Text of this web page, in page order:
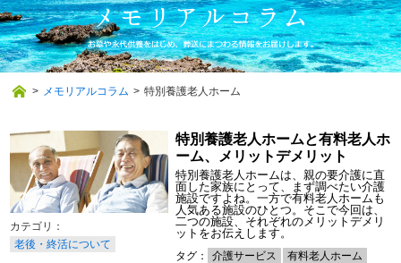
> メモリアルコラム > 特別養護老人ホーム
老後・終活について
特別養護老人ホームと有料老人ホ
ーム、メリットデメリット
特別養護老人ホームは、親の要介護に直
面した家族にとって、まず調べたい介護
施設ですよね。一方で有料老人ホームも
人気ある施設のひとつ。そこで今回は、
二つの施設、それぞれのメリットデメリ
ットをお伝えします。
タグ： 介護サービス
有料老人ホーム